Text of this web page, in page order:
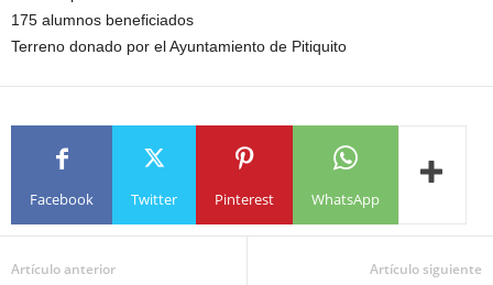
175 alumnos beneficiados
Terreno donado por el Ayuntamiento de Pitiquito
Facebook Twitter Pinterest WhatsApp
Artículo anterior Artículo siguiente